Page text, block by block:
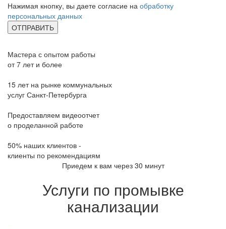
Нажимая кнопку, вы даете согласие на обработку
персональных данных
Мастера с опытом работы
от 7 лет и более
15 лет на рынке коммунальных
услуг Санкт-Петербурга
Предоставляем видеоотчет
о проделанной работе
50% наших клиентов -
клиенты по рекомендациям
Приедем к вам через 30 минут
Услуги по промывке
канализации